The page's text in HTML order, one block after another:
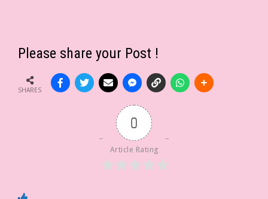
Please share your Post !
SHARES
0
Article Rating